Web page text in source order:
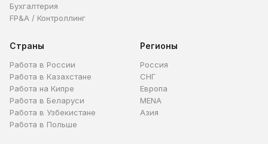
Бухгалтерия
FP&A / Контроллинг
Страны
Работа в России
Работа в Казахстане
Работа на Кипре
Работа в Беларуси
Работа в Узбекистане
Работа в Польше
Регионы
Россия
СНГ
Европа
MENA
Азия